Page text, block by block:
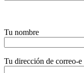
Tu nombre
Tu dirección de correo-e